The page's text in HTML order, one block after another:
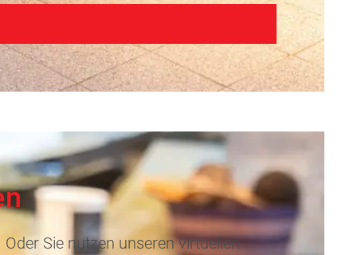
Sie nutzen unseren virtuellen